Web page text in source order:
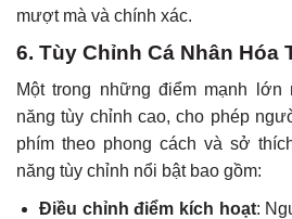
mượt mà và chính xác.
6. Tùy Chỉnh Cá Nhân Hóa
Một trong những điểm mạnh lớn
năng tùy chỉnh cao, cho phép
phím theo phong cách và sở
năng tùy chỉnh nổi bật bao gồm:
Điều chỉnh điểm kích hoạt: